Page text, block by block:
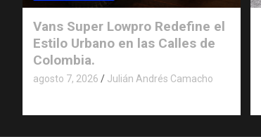
Vans Super Lowpro Redefine el
Estilo Urbano en las Calles de
Colombia.
agosto 7, 2026 Julián Andrés Camacho